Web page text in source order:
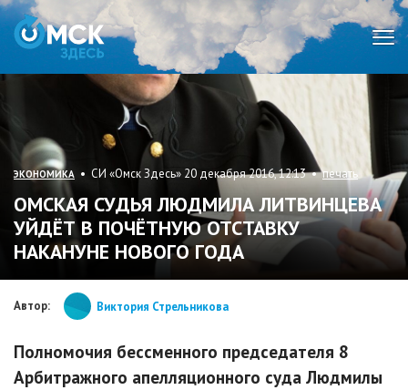
ЭКОНОМИКА • СИ «Омск Здесь» 20 декабря 2016, 12:13 •печать
ОМСКАЯ СУДЬЯ ЛЮДМИЛА ЛИТВИНЦЕВА
УЙДЁТ В ПОЧЁТНУЮ ОТСТАВКУ
НАКАНУНЕ НОВОГО ГОДА
Автор: Виктория Стрельникова
Полномочия бессменного председателя 8
Арбитражного апелляционного суда Людмилы